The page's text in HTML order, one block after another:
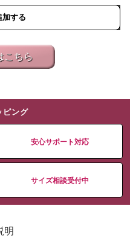
加する
こちら
ピング
安心サポート対応
サイズ相談受付中
明